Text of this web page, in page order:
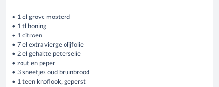
• 1 el grove mosterd
• 1 tl honing
• 1 citroen
• 7 el extra vierge olijfolie
• 2 el gehakte peterselie
• zout en peper
• 3 sneetjes oud bruinbrood
• 1 teen knoflook, geperst